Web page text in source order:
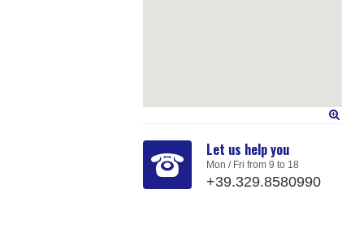
Let us help you
Mon / Fri from 9 to 18
+39.329.8580990